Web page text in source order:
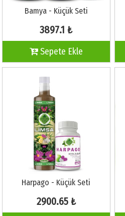
Bamya - Küçük Seti
3897.1 ₺
Sepete Ekle
Harpago - Küçük Seti
2900.65 ₺